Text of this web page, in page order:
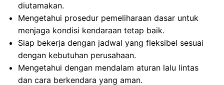
diutamakan.
Mengetahui prosedur pemeliharaan dasar untuk
menjaga kondisi kendaraan tetap baik.
Siap bekerja dengan jadwal yang fleksibel sesuai
dengan kebutuhan perusahaan.
Mengetahui dengan mendalam aturan lalu lintas
dan cara berkendara yang aman.